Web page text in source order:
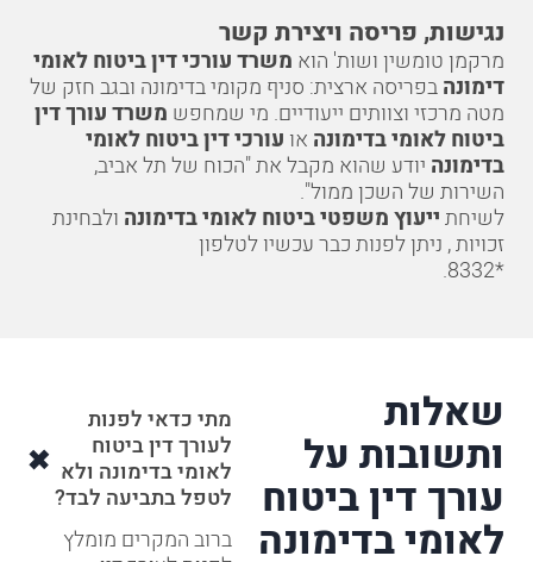
נגישות, פריסה ויצירת קשר
מרקמן טומשין ושות' הוא משרד עורכי דין ביטוח לאומי
דימונהבפריסה ארצית: סניף מקומי בדימונה ובגב חזק של
מטה מרכזי וצוותים ייעודיים. מי שמחפש משרד עורך דין
ביטוח לאומי בדימונה או עורכי דין ביטוח לאומי
בדימונה יודע שהוא מקבל את "הכוח של תל אביב,
השירות של השכן ממול".
לשיחתייעוץ משפטי ביטוח לאומי בדימונה ולבחינת
זכויות , ניתן לפנות כבר עכשיו לטלפון
*8332
.
שאלות
ותשובות על
עורך דין ביטוח
לאומי בדימונה
מתי כדאי לפנות
לעורך דין ביטוח
לאומי בדימונה ולא
לטפל בתביעה לבד?
ברוב המקרים מומלץ